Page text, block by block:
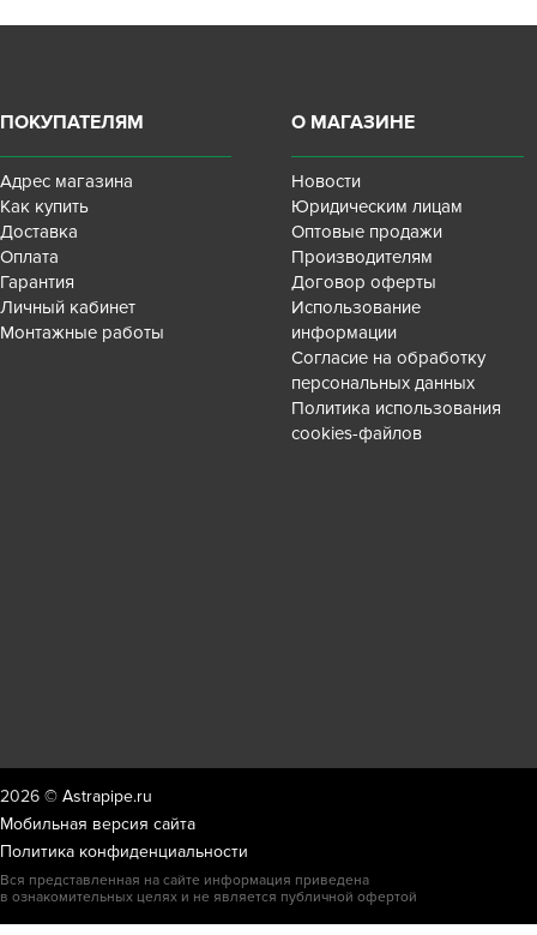
ПОКУПАТЕЛЯМ
Адрес магазина
Как купить
Доставка
Оплата
Гарантия
Личный кабинет
Монтажные работы
О МАГАЗИНЕ
Новости
Юридическим лицам
Оптовые продажи
Производителям
Договор оферты
Использование
информации
Согласие на обработку
персональных данных
Политика использования
cookies-файлов
2026 © Astrapipe.ru
Мобильная версия сайта
Политика конфиденциальности
Вся представленная на сайте информация приведена
в ознакомительных целях и не является публичной офертой